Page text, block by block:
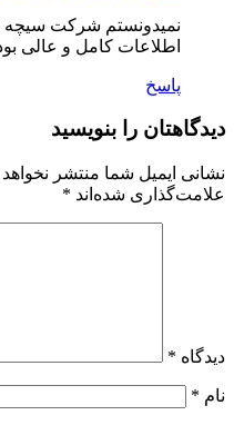
نمیدونستم شرکت سیچه
اطلاعات کامل و عالی
پاسخ
دیدگاهتان را بنویسید
نشانی ایمیل شما منتشر
علامت‌گذاری شده‌اند *
دیدگاه *
نام *